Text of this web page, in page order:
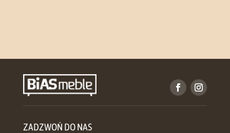
ZADZWOŃ DO NAS